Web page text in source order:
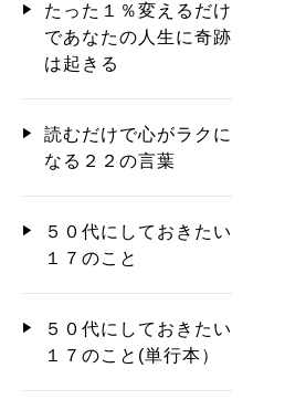
たった１％変えるだけ
であなたの人生に奇跡
は起きる
読むだけで心がラクに
なる２２の言葉
５０代にしておきたい
１７のこと
５０代にしておきたい
１７のこと(単行本）